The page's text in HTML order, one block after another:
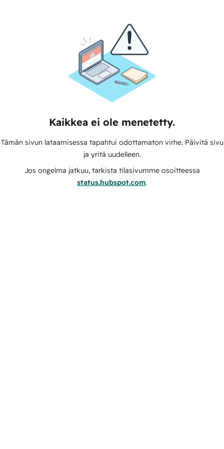
Kaikkea ei ole menetetty.
Tämän sivun lataamisessa tapahtui odottamaton virhe. Päivitä sivu
ja yritä uudelleen.
Jos ongelma jatkuu, tarkista tilasivumme osoitteessa
status.hubspot.com.